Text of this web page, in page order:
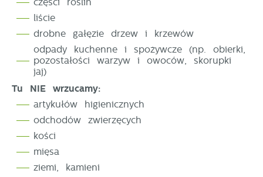
liście
drobne gałęzie drzew i krzewów
odpady kuchenne i spożywcze (np. obierki,
pozostałości warzyw i owoców, skorupki
jaj)
Tu NIE wrzucamy:
artykułów higienicznych
odchodów zwierzęcych
kości
mięsa
ziemi, kamieni